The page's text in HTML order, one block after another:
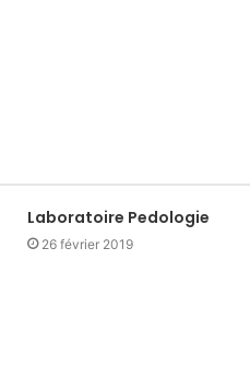
Laboratoire Pedologie
26 février 2019